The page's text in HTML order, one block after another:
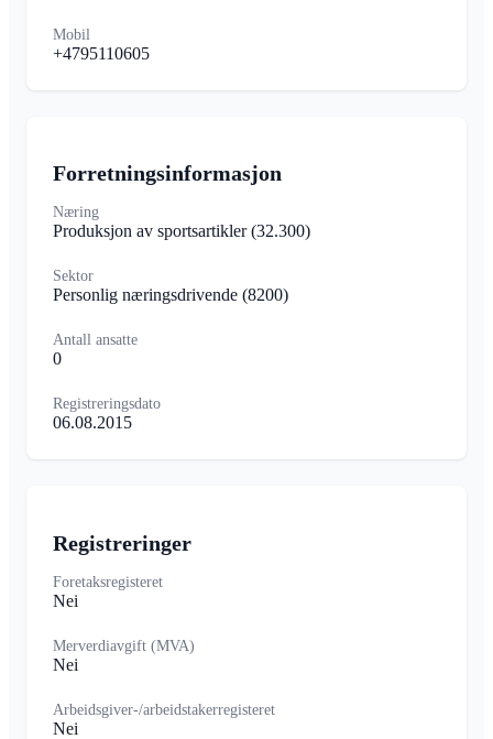
Mobil
+4795110605
Forretningsinformasjon
Næring
Produksjon av sportsartikler(32.300)
Sektor
Personlig næringsdrivende (8200)
Antall ansatte
0
Registreringsdato
06.08.2015
Registreringer
Foretaksregisteret
Nei
Merverdiavgift (MVA)
Nei
Arbeidsgiver-/arbeidstakerregisteret
Nei